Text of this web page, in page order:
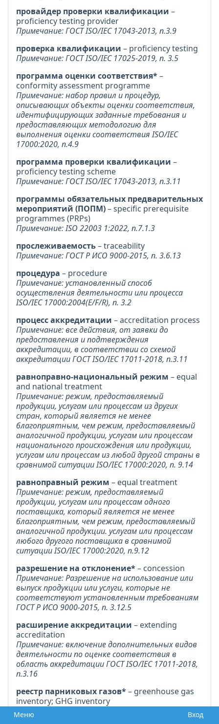
провайдер проверки квалификации –
proficiency testing provider
Примечание: ГОСТ ISO/IEC 17043-2013, п.3.9
проверка квалификации – proficiency testing
Примечание: ГОСТ ISO/IEC 17025-2019, п. 3.5
программа оценки соответствия*–
conformity assessment programme
Примечание: набор правил и процедур,
описывающих объекты оценки соответствия,
идентифицирующих заданные требования и
предоставляющих методологию для
выполнения оценки соответствия ISO/IEC
17000:2020, п.4.9
программа проверки квалификации –
proficiency testing scheme
Примечание: ГОСТ ISO/IEC 17043-2013, п.3.11
программы обязательных предварительных
мероприятий (ПОПМ)– specific prerequisite
programmes (PRPs)
Примечание: ISO 22003 1:2022, п.7.1.3
прослеживаемость– traceability
Примечание: ГОСТ Р ИСО 9000-2015, п. 3.6.13
процедура – procedure
Примечание: установленный способ
осуществления деятельности или процесса
ISO/IEC 17000:2004(E/F/R), п. 3.2
процесс аккредитации – accreditation process
Примечание: все действия, от заявки до
предоставления и подтверждения
аккредитации, в соответствии со схемой
аккредитации ГОСТ ISO/IEC 17011-2018, п.3.11
равноправно-национальный режим – equal
and national treatment
Примечание: режим, предоставляемый
продукции, услугам или процессам из других
стран, который является не менее
благоприятным, чем режим, предоставляемый
аналогичной продукции, услугам или процессам
национального происхождения или продукции,
услугам или процессам из любой другой страны в
сравнимой ситуации ISO/IEC 17000:2020, п. 9.14
равноправный режим – equal treatment
Примечание: режим, предоставляемый
продукции, услугам или процессам одного
поставщика, который является не менее
благоприятным, чем режим, предоставляемый
аналогичной продукции. услугам или процессам
любого другого поставщика в сравнимой
ситуации ISO/IEC 17000:2020, п.9.12
разрешение на отклонение*– concession
Примечание: Разрешение на использование или
выпуск продукции или услуги, которые не
соответствуют установленным требованиям
ГОСТ Р ИСО 9000-2015, п. 3.12.5
расширение аккредитации – extending
accreditation
Примечание: включение дополнительных видов
деятельности по оценке соответствия в
область аккредитации ГОСТ ISO/IEC 17011-2018,
п.3.16
реестр парниковых газов*– greenhouse gas
inventory; GHG inventory
Примечание: ГОСТ Р ИСО 14064-3-2021, п. 3.4.4
Меню Вход